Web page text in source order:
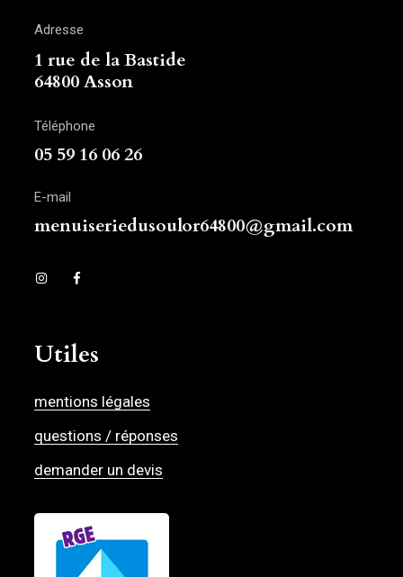
Adresse
1 rue de la Bastide
64800 Asson
Téléphone
05 59 16 06 26
E-mail
menuiseriedusoulor64800@gmail.com
Utiles
mentions légales
questions / réponses
demander un devis